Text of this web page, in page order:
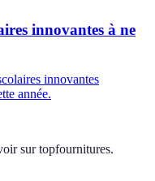
innovantes à ne
innovantes
année.
sur topfournitures.